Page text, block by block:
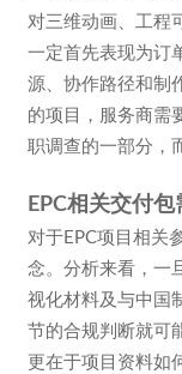
对三维动画、工程
一定首先表现为订
源、协作路径和制
的项目，服务商需
职调查的一部分，
EPC相关交付
对于EPC项目相关
念。分析来看，一
视化材料及与中国
节的合规判断就可
更在于项目资料如